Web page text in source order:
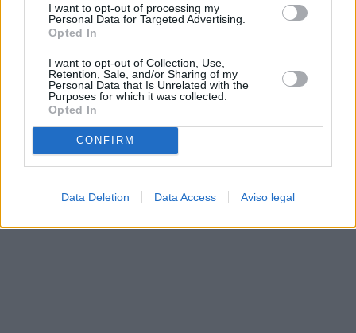
I want to opt-out of processing my
Personal Data for Targeted Advertising.
Opted In
I want to opt-out of Collection, Use,
Retention, Sale, and/or Sharing of my
Personal Data that Is Unrelated with the
Purposes for which it was collected.
Opted In
CONFIRM
Data Deletion Data Access Aviso legal